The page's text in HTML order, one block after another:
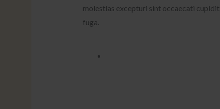
molestias excepturi sint occaecati
fuga.